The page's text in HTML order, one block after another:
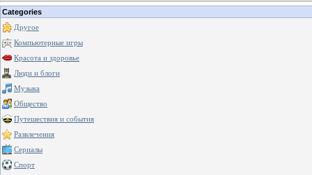
Categories
Другое
Компьютерные игры
Красота и здоровье
Люди и блоги
Музыка
Общество
Путешествия и события
Развлечения
Сериалы
Спорт